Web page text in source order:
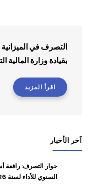
التصرف في
بقيادة وزارة المالية
اقرأ المزيد
آخر الأخبار
حوار التصرف: رافعة
السنوي للأداء لسنة 2026 لمخطط التنمية 2026-2030